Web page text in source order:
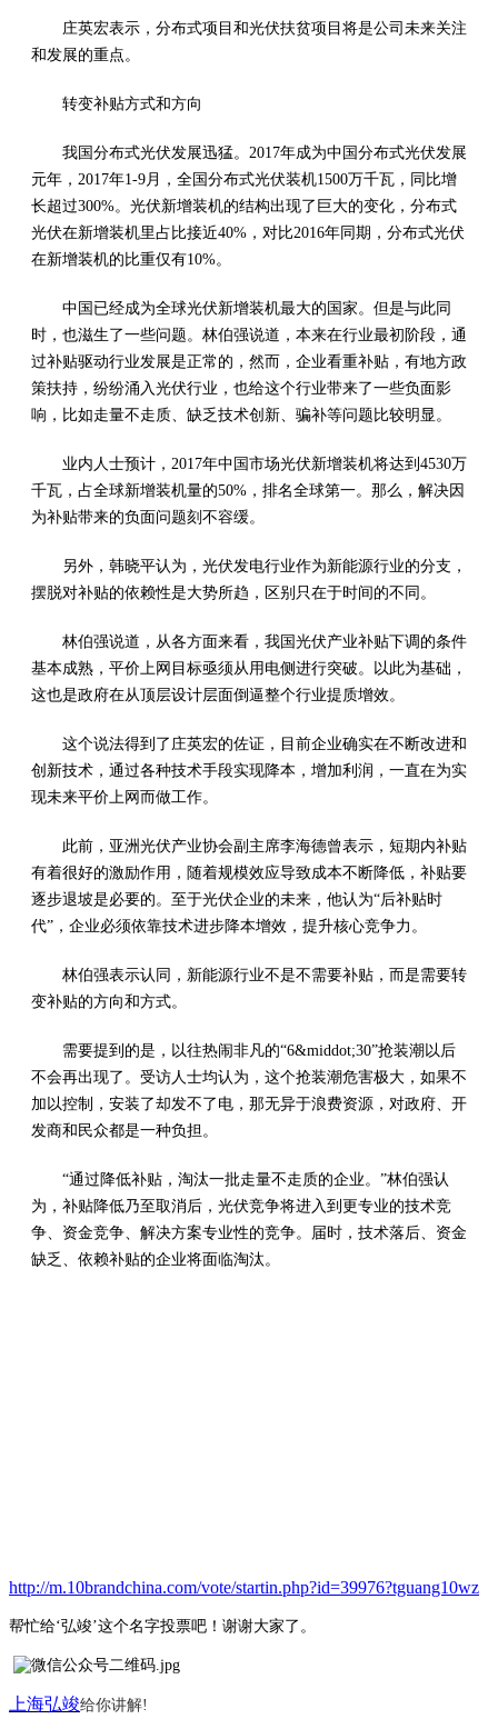
庄英宏表示，分布式项目和光伏扶贫项目将是公司未来关注
和发展的重点。
转变补贴方式和方向
我国分布式光伏发展迅猛。2017年成为中国分布式光伏发展
元年，2017年1-9月，全国分布式光伏装机1500万千瓦，同比增
长超过300%。光伏新增装机的结构出现了巨大的变化，分布式
光伏在新增装机里占比接近40%，对比2016年同期，分布式光伏
在新增装机的比重仅有10%。
中国已经成为全球光伏新增装机最大的国家。但是与此同
时，也滋生了一些问题。林伯强说道，本来在行业最初阶段，通
过补贴驱动行业发展是正常的，然而，企业看重补贴，有地方政
策扶持，纷纷涌入光伏行业，也给这个行业带来了一些负面影
响，比如走量不走质、缺乏技术创新、骗补等问题比较明显。
业内人士预计，2017年中国市场光伏新增装机将达到4530万
千瓦，占全球新增装机量的50%，排名全球第一。那么，解决因
为补贴带来的负面问题刻不容缓。
另外，韩晓平认为，光伏发电行业作为新能源行业的分支，
摆脱对补贴的依赖性是大势所趋，区别只在于时间的不同。
林伯强说道，从各方面来看，我国光伏产业补贴下调的条件
基本成熟，平价上网目标亟须从用电侧进行突破。以此为基础，
这也是政府在从顶层设计层面倒逼整个行业提质增效。
这个说法得到了庄英宏的佐证，目前企业确实在不断改进和
创新技术，通过各种技术手段实现降本，增加利润，一直在为实
现未来平价上网而做工作。
此前，亚洲光伏产业协会副主席李海德曾表示，短期内补贴
有着很好的激励作用，随着规模效应导致成本不断降低，补贴要
逐步退坡是必要的。至于光伏企业的未来，他认为“后补贴时
代”，企业必须依靠技术进步降本增效，提升核心竞争力。
林伯强表示认同，新能源行业不是不需要补贴，而是需要转
变补贴的方向和方式。
需要提到的是，以往热闹非凡的“6&middot;30”抢装潮以后
不会再出现了。受访人士均认为，这个抢装潮危害极大，如果不
加以控制，安装了却发不了电，那无异于浪费资源，对政府、开
发商和民众都是一种负担。
“通过降低补贴，淘汰一批走量不走质的企业。”林伯强认
为，补贴降低乃至取消后，光伏竞争将进入到更专业的技术竞
争、资金竞争、解决方案专业性的竞争。届时，技术落后、资金
缺乏、依赖补贴的企业将面临淘汰。
http://m.10brandchina.com/vote/startin.php?id=39976?tguang10wz
帮忙给‘弘竣’这个名字投票吧！谢谢大家了。
上海弘竣给你讲解!